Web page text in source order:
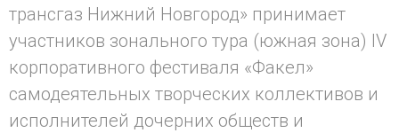
трансгаз Нижний Новгород» принимает
участников зонального тура (южная зона) IV
корпоративного фестиваля «Факел»
самодеятельных творческих коллективов и
исполнителей дочерних обществ и